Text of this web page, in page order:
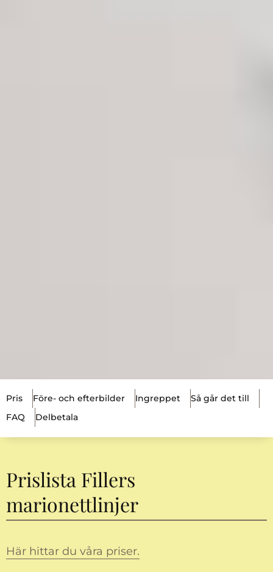
Pris Före- och efterbilder Ingreppet
Så går det till
FAQ
Delbetala
Prislista Fillers
marionettlinjer
Här hittar du våra priser.